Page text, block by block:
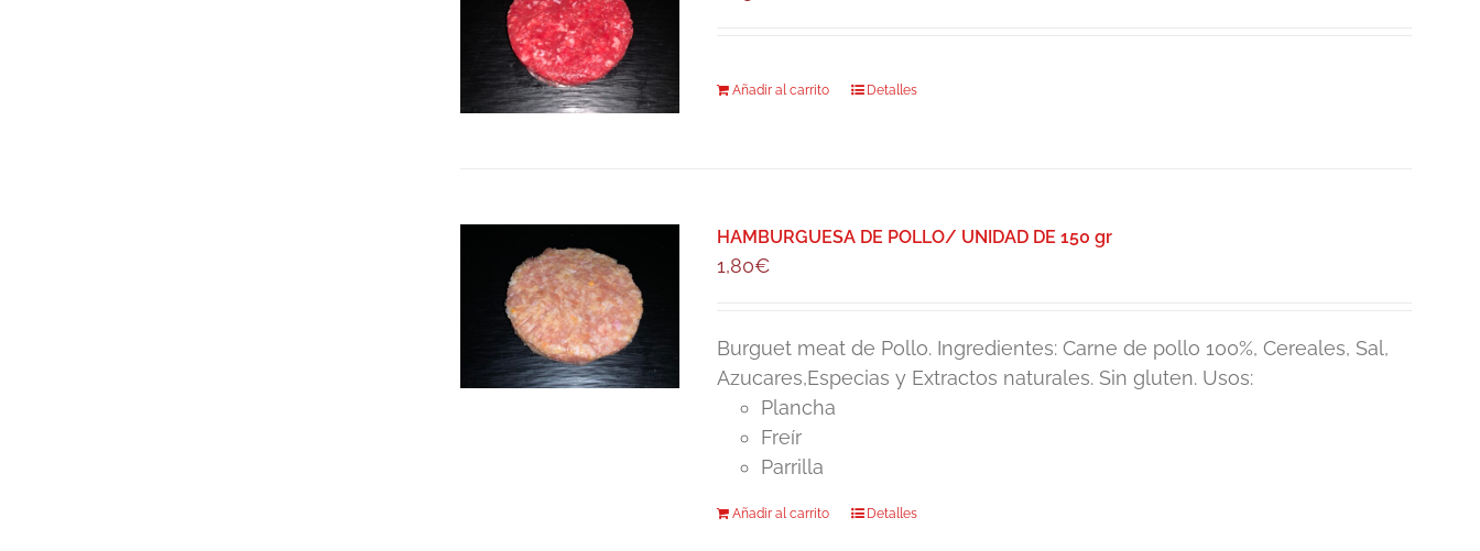
Añadir al carrito Detalles
HAMBURGUESA DE POLLO/ UNIDAD DE 150 gr
1,80€
Burguet meat de Pollo. Ingredientes: Carne de pollo 100%, Cereales, Sal,
Azucares,Especias y Extractos naturales. Sin gluten. Usos:
Plancha
Freír
Parrilla
Añadir al carrito Detalles